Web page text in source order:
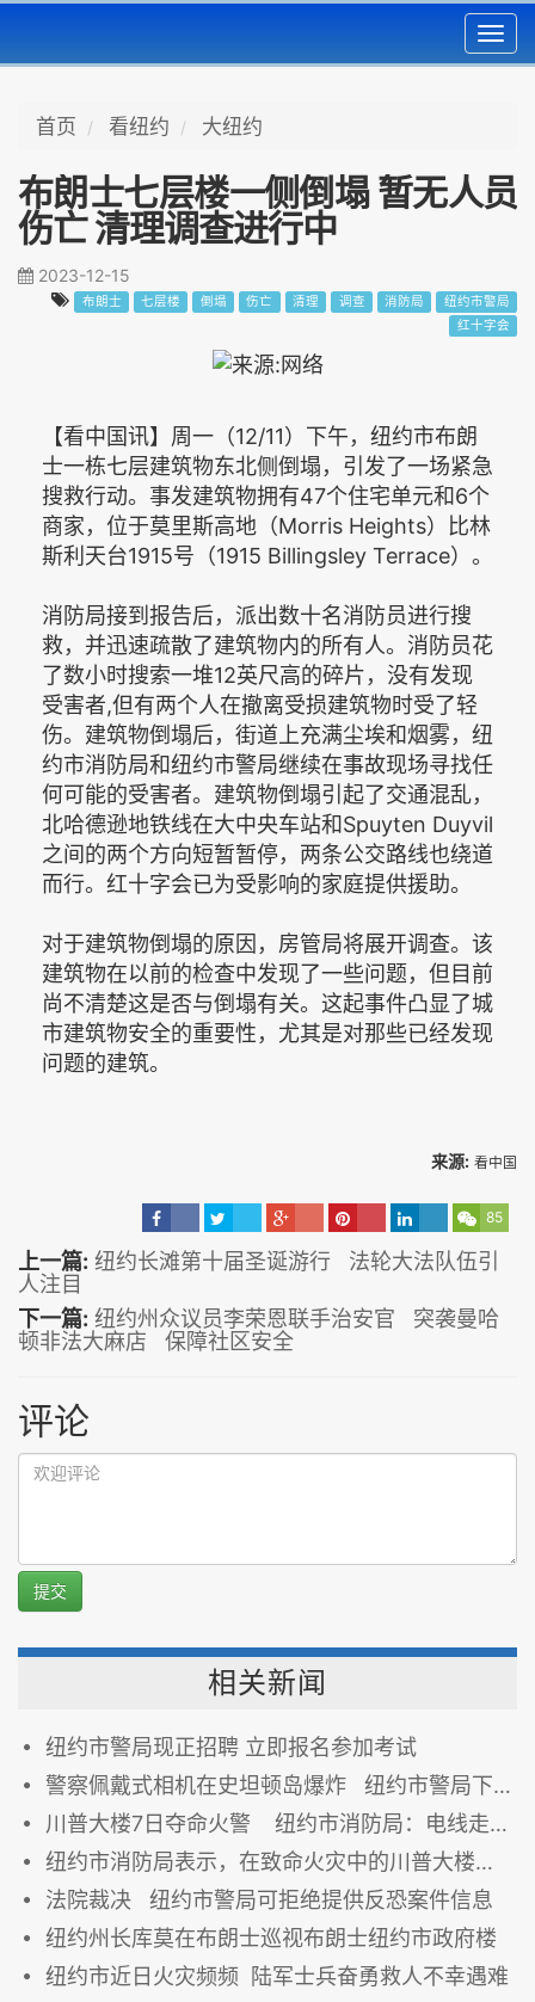
首页 看纽约 大纽约
布朗士七层楼一侧倒塌 暂无人员
伤亡 清理调查进行中
2023-12-15
布朗士 七层楼 倒塌 伤亡 清理 调查 消防局
纽约市警局
红十字会
【看中国讯】周一（12/11）下午，纽约市布朗
士一栋七层建筑物东北侧倒塌，引发了一场紧急
搜救行动。事发建筑物拥有47个住宅单元和6个
商家，位于莫里斯高地（Morris Heights）比林
斯利天台1915号（1915 Billingsley Terrace）。
消防局接到报告后，派出数十名消防员进行搜
救，并迅速疏散了建筑物内的所有人。消防员花
了数小时搜索一堆12英尺高的碎片，没有发现
受害者,但有两个人在撤离受损建筑物时受了轻
伤。建筑物倒塌后，街道上充满尘埃和烟雾，纽
约市消防局和纽约市警局继续在事故现场寻找任
何可能的受害者。建筑物倒塌引起了交通混乱，
北哈德逊地铁线在大中央车站和Spuyten Duyvil
之间的两个方向短暂暂停，两条公交路线也绕道
而行。红十字会已为受影响的家庭提供援助。
对于建筑物倒塌的原因，房管局将展开调查。该
建筑物在以前的检查中发现了一些问题，但目前
尚不清楚这是否与倒塌有关。这起事件凸显了城
市建筑物安全的重要性，尤其是对那些已经发现
问题的建筑。
来源: 看中国
85
上一篇: 纽约长滩第十届圣诞游行 法轮大法队伍引
人注目
下一篇: 纽约州众议员李荣恩联手治安官 突袭曼哈
顿非法大麻店 保障社区安全
评论
提交
相关新闻
纽约市警局现正招聘 立即报名参加考试
警察佩戴式相机在史坦顿岛爆炸 纽约市警局下令调查
川普大楼7日夺命火警 纽约市消防局：电线走火酿祸
纽约市消防局表示，在致命火灾中的川普大楼没有烟雾探测器
法院裁决 纽约市警局可拒绝提供反恐案件信息
纽约州长库莫在布朗士巡视布朗士纽约市政府楼
纽约市近日火灾频频 陆军士兵奋勇救人不幸遇难